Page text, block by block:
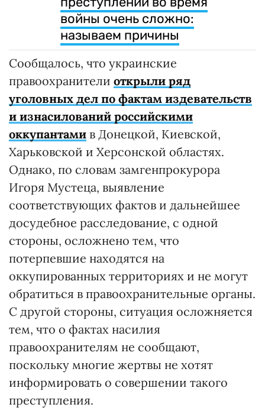
войны очень сложно:
называем причины
Сообщалось, что украинские
правоохранители открыли ряд
уголовных дел по фактам издевательств
и изнасилований российскими
оккупантами в Донецкой, Киевской,
Харьковской и Херсонской областях.
Однако, по словам замгенпрокурора
Игоря Мустеца, выявление
соответствующих фактов и дальнейшее
досудебное расследование, с одной
стороны, осложнено тем, что
потерпевшие находятся на
оккупированных территориях и не могут
обратиться в правоохранительные органы.
С другой стороны, ситуация осложняется
тем, что о фактах насилия
правоохранителям не сообщают,
поскольку многие жертвы не хотят
информировать о совершении такого
преступления.